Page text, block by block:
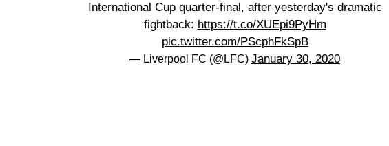
International Cup quarter-final, after yesterday's dramatic
fightback: https://t.co/XUEpi9PyHm
pic.twitter.com/PScphFkSpB
— Liverpool FC (@LFC) January 30, 2020